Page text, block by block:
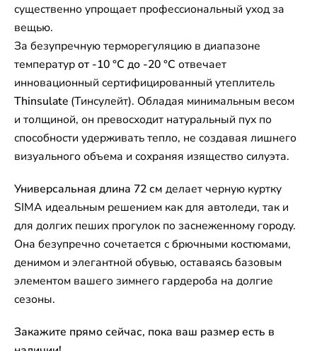
существенно упрощает профессиональный уход за
вещью.
За безупречную терморегуляцию в диапазоне
температурот -10 °C до -20 °C отвечает
инновационный сертифицированный утеплитель
Thinsulate (Тинсулейт). Обладая минимальным весом
и толщиной, он превосходит натуральный пух по
способности удерживать тепло, не создавая лишнего
визуального объема и сохраняя изящество силуэта.
Универсальная длина 72 см делает черную куртку
SIMA идеальным решением как для автоледи, так и
для долгих пеших прогулок по заснеженному городу.
Она безупречно сочетается с брючными костюмами,
денимом и элегантной обувью, оставаясь базовым
элементом вашего зимнего гардероба на долгие
сезоны.
Закажите прямо сейчас, пока ваш размер есть в